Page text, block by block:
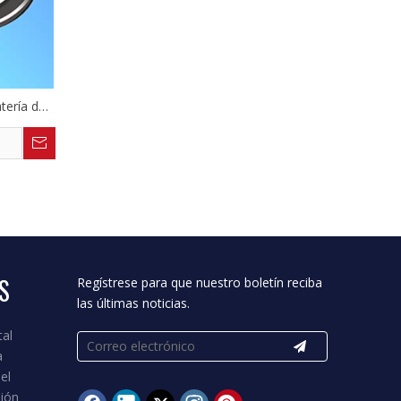
de
Regístrese para que nuestro boletín reciba
las últimas noticias.